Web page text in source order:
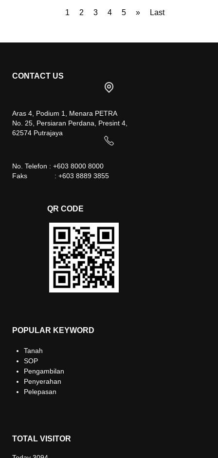
1 2 3 4 5 » Last
CONTACT US
Aras 4, Podium 1, Menara PETRA
No. 25, Persiaran Perdana, Presint 4,
62574 Putrajaya
No. Telefon : +603 8000 8000
Faks : +603 8889 3855
QR CODE
POPULAR KEYWORD
Tanah
SOP
Pengambilan
Penyerahan
Pelepasan
TOTAL VISITOR